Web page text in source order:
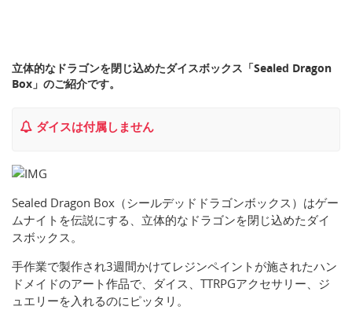
立体的なドラゴンを閉じ込めたダイスボックス「Sealed Dragon
Box」のご紹介です。
ダイスは付属しません
Sealed Dragon Box（シールデッドドラゴンボックス）はゲー
ムナイトを伝説にする、立体的なドラゴンを閉じ込めたダイ
スボックス。
手作業で製作され3週間かけてレジンペイントが施されたハン
ドメイドのアート作品で、ダイス、TTRPGアクセサリー、ジ
ュエリーを入れるのにピッタリ。